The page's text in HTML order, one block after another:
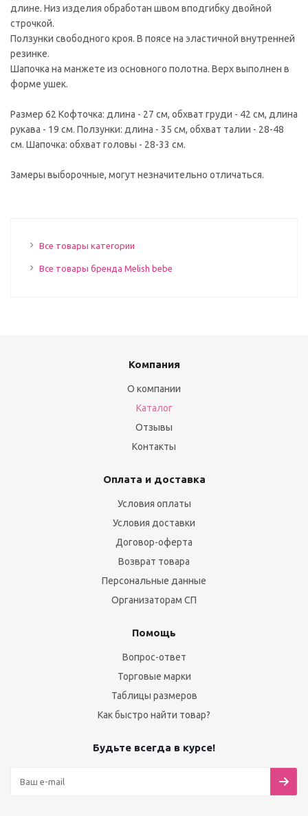
длине. Низ изделия обработан швом вподгибку двойной
строчкой.
Ползунки свободного кроя. В поясе на эластичной внутренней
резинке.
Шапочка на манжете из основного полотна. Верх выполнен в
форме ушек.
Размер 62 Кофточка: длина - 27 см, обхват груди - 42 см, длина
рукава - 19 см. Ползунки: длина - 35 см, обхват талии - 28-48
см. Шапочка: обхват головы - 28-33 см.
Замеры выборочные, могут незначительно отличаться.
Все товары категории
Все товары бренда Melish bebe
Компания
О компании
Каталог
Отзывы
Контакты
Оплата и доставка
Условия оплаты
Условия доставки
Договор-оферта
Возврат товара
Персональные данные
Организаторам СП
Помощь
Вопрос-ответ
Торговые марки
Таблицы размеров
Как быстро найти товар?
Будьте всегда в курсе!